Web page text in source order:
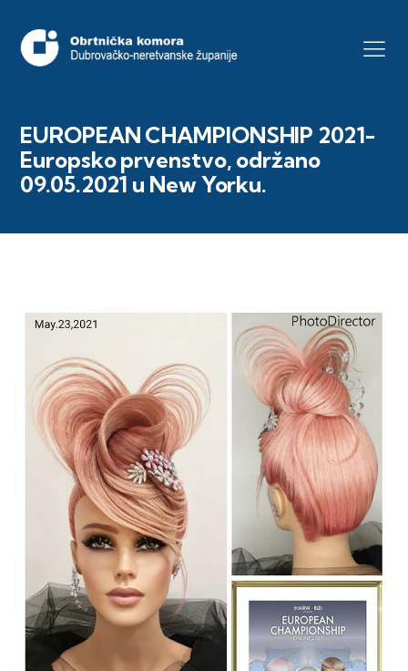
EUROPEAN CHAMPIONSHIP 2021-
Europsko prvenstvo, održano
09.05.2021 u New Yorku.